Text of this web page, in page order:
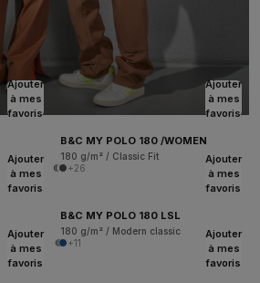
Ajouter
à mes
favoris
Ajouter
à mes
favoris
B&C MY POLO 180 /WOMEN
180 g/m² / Classic Fit
+26
Ajouter
à mes
favoris
Ajouter
à mes
favoris
B&C MY POLO 180 LSL
180 g/m² / Modern classic
+11
Ajouter
à mes
favoris
Ajouter
à mes
favoris